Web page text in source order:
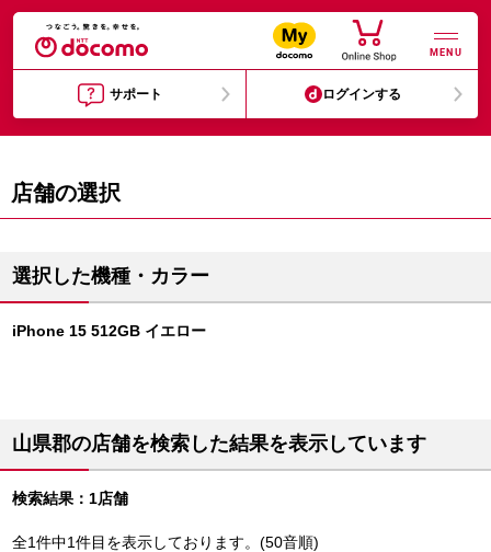
MENU
サポート ログインする
店舗の選択
選択した機種・カラー
iPhone 15 512GB イエロー
山県郡の店舗を検索した結果を表示しています
検索結果：1店舗
全1件中1件目を表示しております。(50音順)